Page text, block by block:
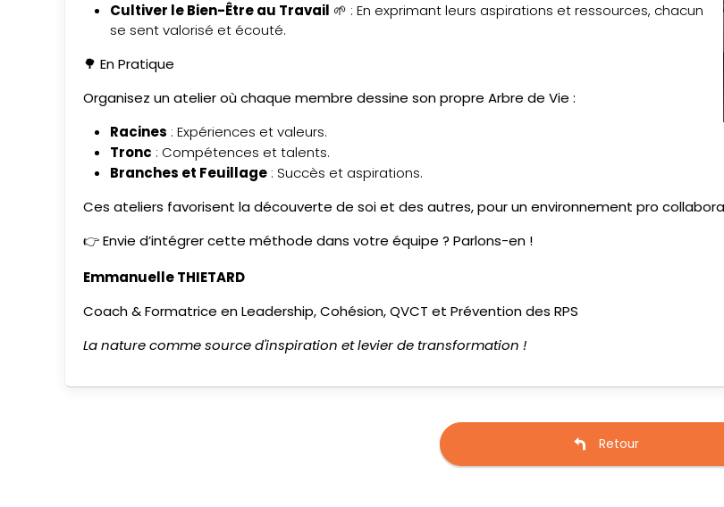
Cultiver le Bien-Être au Travail 🌱 : En exprimant leurs aspirations et ressources, chacun
se sent valorisé et écouté.
🌳 En Pratique
Organisez un atelier où chaque membre dessine son propre Arbre de Vie :
Racines : Expériences et valeurs.
Tronc : Compétences et talents.
Branches et Feuillage : Succès et aspirations.
Ces ateliers favorisent la découverte de soi et des autres, pour un environnement pro
👉 Envie d’intégrer cette méthode dans votre équipe ? Parlons-en !
Emmanuelle THIETARD
Coach & Formatrice en Leadership, Cohésion, QVCT et Prévention des RPS
La nature comme source d'inspiration et levier de transformation !
Retour